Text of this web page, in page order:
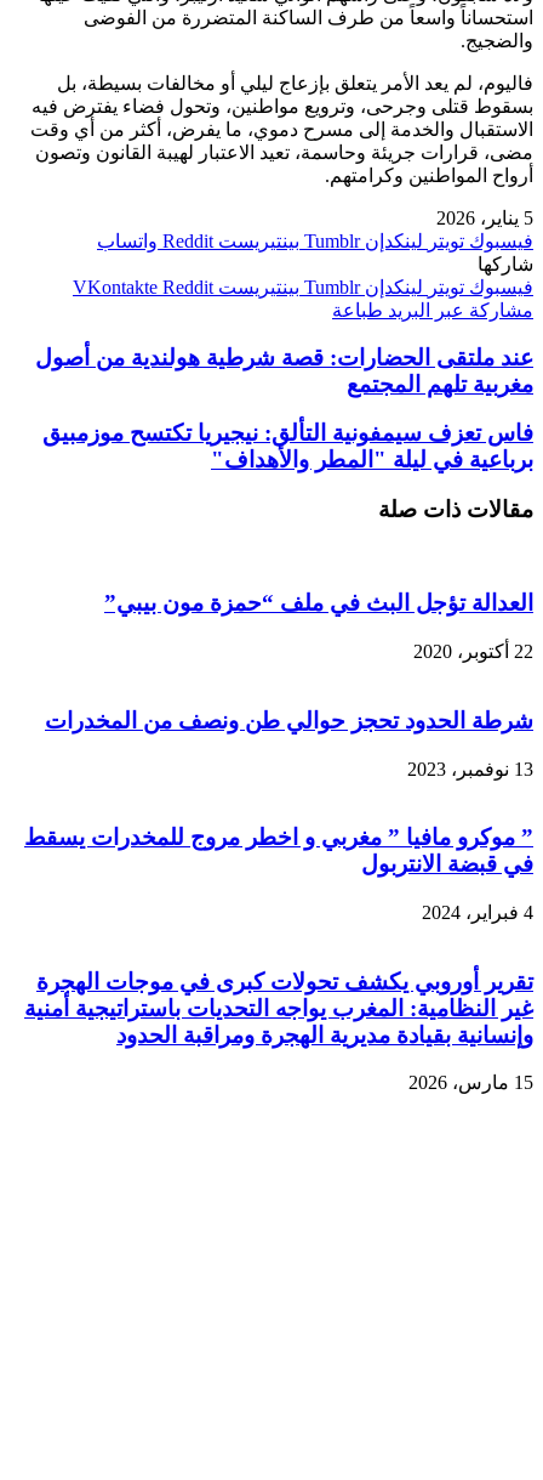
استحساناً واسعاً من طرف الساكنة المتضررة من الفوضى
والضجيج.
فاليوم، لم يعد الأمر يتعلق بإزعاج ليلي أو مخالفات بسيطة، بل
بسقوط قتلى وجرحى، وترويع مواطنين، وتحول فضاء يفترض فيه
الاستقبال والخدمة إلى مسرح دموي، ما يفرض، أكثر من أي وقت
مضى، قرارات جريئة وحاسمة، تعيد الاعتبار لهيبة القانون وتصون
أرواح المواطنين وكرامتهم.
5 يناير، 2026
فيسبوك تويتر لينكدإن بينتيريست
واتساب
شاركها
فيسبوك تويتر لينكدإن بينتيريست
مشاركة عبر البريد طباعة
عند ملتقى الحضارات: قصة شرطية هولندية من أصول
مغربية تلهم المجتمع
فاس تعزف سيمفونية التألق: نيجيريا تكتسح موزمبيق
برباعية في ليلة "المطر والأهداف"
مقالات ذات صلة
العدالة تؤجل البث في ملف “حمزة مون بيبي”
22 أكتوبر، 2020
شرطة الحدود تحجز حوالي طن ونصف من المخدرات
13 نوفمبر، 2023
” موكرو مافيا ” مغربي و اخطر مروج للمخدرات يسقط
في قبضة الانتربول
4 فبراير، 2024
تقرير أوروبي يكشف تحولات كبرى في موجات الهجرة
غير النظامية: المغرب يواجه التحديات باستراتيجية أمنية
وإنسانية بقيادة مديرية الهجرة ومراقبة الحدود
15 مارس، 2026